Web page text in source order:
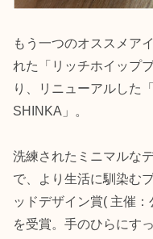
もう一つのオススメア
れた「リッチホイップ
り、リニューアルした
SHINKA」。
洗練されたミニマルな
で、より生活に馴染む
ッドデザイン賞( 主催
を受賞。手のひらにす